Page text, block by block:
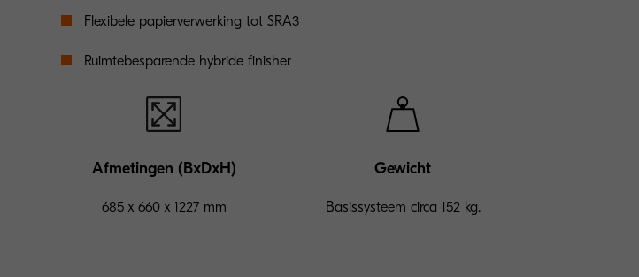
Flexibele papierverwerking tot SRA3
Ruimtebesparende hybride finisher
Afmetingen (BxDxH)
685ｘ660ｘ1227 mm
Gewicht
Basissysteem circa 152 kg.